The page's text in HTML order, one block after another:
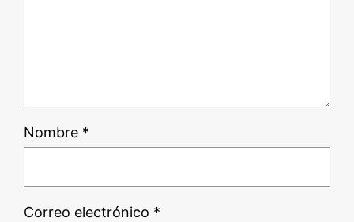
Nombre *
Correo electrónico *